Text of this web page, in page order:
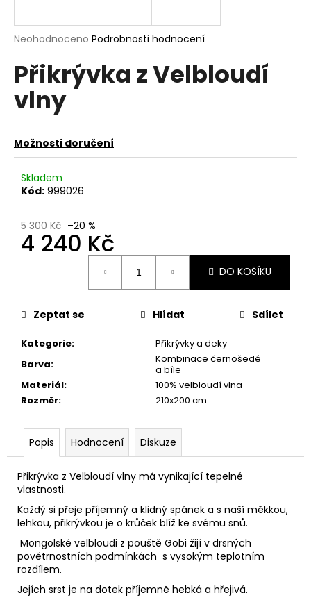
Průměrné
produktu
je
z
Neohodnoceno Podrobnosti hodnocení
Přikrývka z Velbloudí
vlny
Možnosti doručení
Skladem
Kód: 999026
5 300 Kč –20 %
4 240 Kč
DO KOŠÍKU
Kategorie:
Přikrývky a deky
Barva:
Kombinace černošedé
a bíle
Materiál:
100% velbloudí vlna
Rozměr: 210x200 cm
Zeptat se Hlídat Sdílet
Popis Hodnocení Diskuze
Přikrývka z Velbloudí vlny má vynikající tepelné
vlastnosti.
Každý si přeje příjemný a klidný spánek a s naší měkkou,
lehkou, přikrývkou je o krůček blíž ke svému snů.
Mongolské velbloudi z pouště Gobi žijí v drsných
povětrnostních podmínkách s vysokým teplotním
rozdílem.
Jejích srst je na dotek příjemně hebká a hřejivá.
j
t
?
HLEDAT
D
p
u
č
e
e